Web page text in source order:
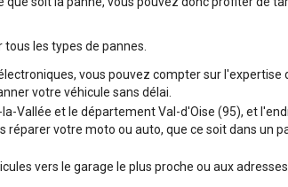
les types de pannes.
vous pouvez compter sur l'expertise
votre véhicule sans délai.
Vallée et le département Val-d'Oise (95), et
votre moto ou auto, que ce soit dans un
vers le garage le plus proche ou aux